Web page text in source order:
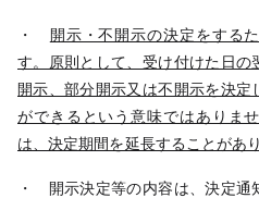
・ 開示・不開示の決定をする
す。原則として、受け付けた日の
開示、部分開示又は不開示を決
ができるという意味ではありま
は、決定期間を延長することがあ
・ 開示決定等の内容は、決定通